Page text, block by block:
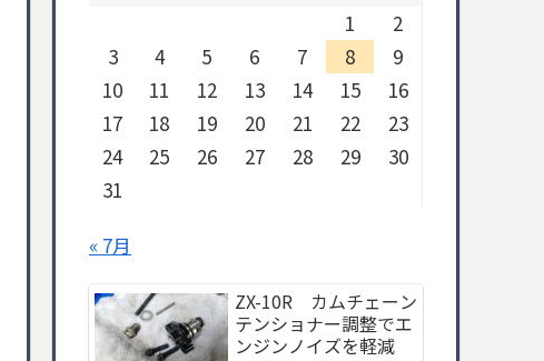
1
2
3
4 5 6 7 8
9
10
11 12 13 14 15
16
17
18 19 20 21 22
23
24
25 26 27 28 29
30
31
« 7月
ZX-10R カムチェーン
テンショナー調整でエ
ンジンノイズを軽減